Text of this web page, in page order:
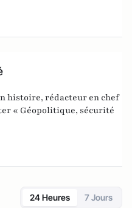
biographie de Jean-Paul II
histoire, rédacteur en chef
« Géopolitique, sécurité
24 Heures 7 Jours